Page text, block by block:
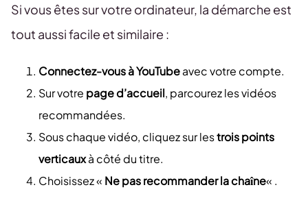
Si vous êtes sur votre ordinateur, la démarche est
tout aussi facile et similaire :
Connectez-vous à YouTubeavec votre compte.
Sur votre page d’accueil, parcourez les vidéos
recommandées.
Sous chaque vidéo, cliquez sur lestrois points
verticauxà côté du titre.
Choisissez « Ne pas recommander la chaîne« .